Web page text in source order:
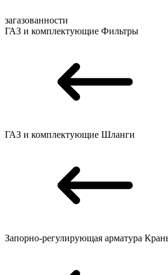
загазованности
ГАЗ и комплектующие Фильтры
ГАЗ и комплектующие Шланги
Запорно-регулирующая арматура